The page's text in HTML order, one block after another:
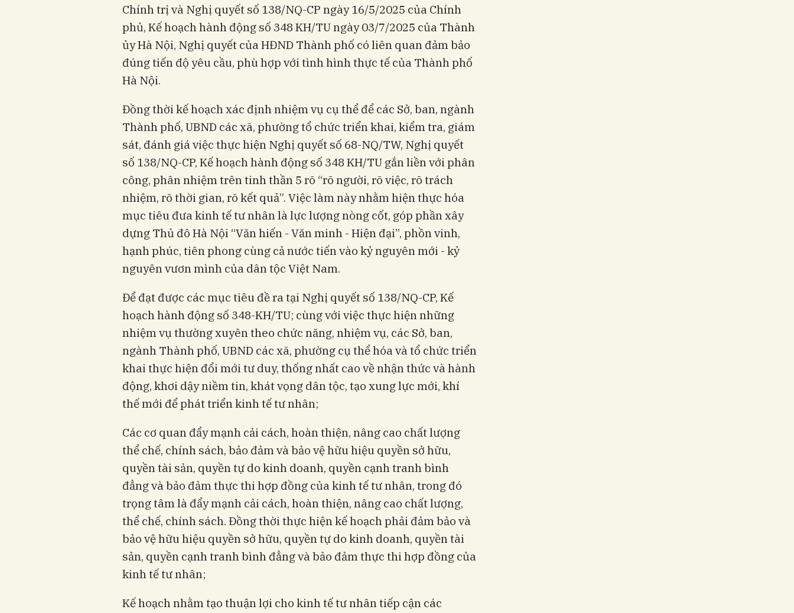
Chính trị và Nghị quyết số 138/NQ-CP ngày 16/5/2025 của Chính
phủ, Kế hoạch hành động số 348 KH/TU ngày 03/7/2025 của Thành
ủy Hà Nội, Nghị quyết của HĐND Thành phố có liên quan đảm bảo
đúng tiến độ yêu cầu, phù hợp với tình hình thực tế của Thành phố
Hà Nội.
Đồng thời kế hoạch xác định nhiệm vụ cụ thể để các Sở, ban, ngành
Thành phố, UBND các xã, phường tổ chức triển khai, kiểm tra, giám
sát, đánh giá việc thực hiện Nghị quyết số 68-NQ/TW, Nghị quyết
số 138/NQ-CP, Kế hoạch hành động số 348 KH/TU gắn liền với phân
công, phân nhiệm trên tinh thần 5 rõ “rõ người, rõ việc, rõ trách
nhiệm, rõ thời gian, rõ kết quả”. Việc làm này nhằm hiện thực hóa
mục tiêu đưa kinh tế tư nhân là lực lượng nòng cốt, góp phần xây
dựng Thủ đô Hà Nội “Văn hiến - Văn minh - Hiện đại”, phồn vinh,
hạnh phúc, tiên phong cùng cả nước tiến vào kỷ nguyên mới - kỷ
nguyên vươn mình của dân tộc Việt Nam.
Để đạt được các mục tiêu đề ra tại Nghị quyết số 138/NQ-CP, Kế
hoạch hành động số 348-KH/TU; cùng với việc thực hiện những
nhiệm vụ thường xuyên theo chức năng, nhiệm vụ, các Sở, ban,
ngành Thành phố, UBND các xã, phường cụ thể hóa và tổ chức triển
khai thực hiện đổi mới tư duy, thống nhất cao về nhận thức và hành
động, khơi dậy niềm tin, khát vọng dân tộc, tạo xung lực mới, khí
thế mới để phát triển kinh tế tư nhân;
Các cơ quan đẩy mạnh cải cách, hoàn thiện, nâng cao chất lượng
thể chế, chính sách, bảo đảm và bảo vệ hữu hiệu quyền sở hữu,
quyền tài sản, quyền tự do kinh doanh, quyền cạnh tranh bình
đẳng và bảo đảm thực thi hợp đồng của kinh tế tư nhân, trong đó
trọng tâm là đẩy mạnh cải cách, hoàn thiện, nâng cao chất lượng,
thể chế, chính sách. Đồng thời thực hiện kế hoạch phải đảm bảo và
bảo vệ hữu hiệu quyền sở hữu, quyền tự do kinh doanh, quyền tài
sản, quyền cạnh tranh bình đẳng và bảo đảm thực thi hợp đồng của
kinh tế tư nhân;
Kế hoạch nhằm tạo thuận lợi cho kinh tế tư nhân tiếp cận các